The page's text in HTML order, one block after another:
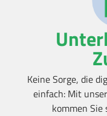
Keine Sorge, die
einfach: Mit
kommen Sie